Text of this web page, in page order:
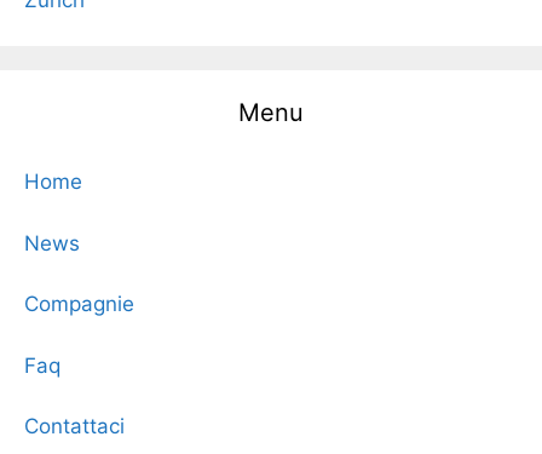
Menu
Home
News
Compagnie
Faq
Contattaci